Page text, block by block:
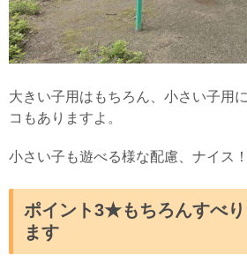
大きい子用はもちろん、小さい子用
コもありますよ。
小さい子も遊べる様な配慮、ナイス！
ポイント3★もちろんすべり
ます